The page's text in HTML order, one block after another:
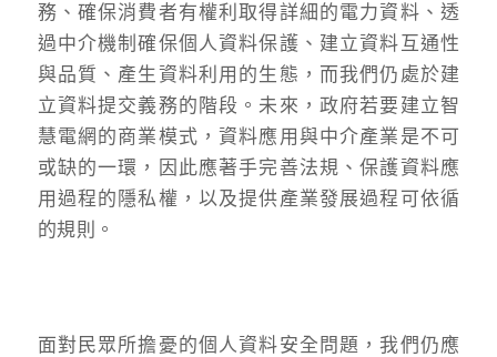
務、確保消費者有權利取得詳細的電力資料、透
過中介機制確保個人資料保護、建立資料互通性
與品質、產生資料利用的生態，而我們仍處於建
立資料提交義務的階段。未來，政府若要建立智
慧電網的商業模式，資料應用與中介產業是不可
或缺的一環，因此應著手完善法規、保護資料應
用過程的隱私權，以及提供產業發展過程可依循
的規則。
面對民眾所擔憂的個人資料安全問題，我們仍應